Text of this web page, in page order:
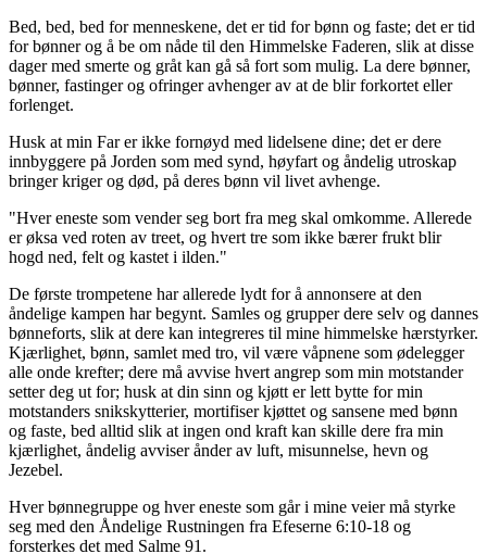
Bed, bed, bed for menneskene, det er tid for bønn og faste; det er tid
for bønner og å be om nåde til den Himmelske Faderen, slik at disse
dager med smerte og gråt kan gå så fort som mulig. La dere bønner,
bønner, fastinger og ofringer avhenger av at de blir forkortet eller
forlenget.
Husk at min Far er ikke fornøyd med lidelsene dine; det er dere
innbyggere på Jorden som med synd, høyfart og åndelig utroskap
bringer kriger og død, på deres bønn vil livet avhenge.
"Hver eneste som vender seg bort fra meg skal omkomme. Allerede
er øksa ved roten av treet, og hvert tre som ikke bærer frukt blir
hogd ned, felt og kastet i ilden."
De første trompetene har allerede lydt for å annonsere at den
åndelige kampen har begynt. Samles og grupper dere selv og dannes
bønneforts, slik at dere kan integreres til mine himmelske hærstyrker.
Kjærlighet, bønn, samlet med tro, vil være våpnene som ødelegger
alle onde krefter; dere må avvise hvert angrep som min motstander
setter deg ut for; husk at din sinn og kjøtt er lett bytte for min
motstanders snikskytterier, mortifiser kjøttet og sansene med bønn
og faste, bed alltid slik at ingen ond kraft kan skille dere fra min
kjærlighet, åndelig avviser ånder av luft, misunnelse, hevn og
Jezebel.
Hver bønnegruppe og hver eneste som går i mine veier må styrke
seg med den Åndelige Rustningen fra Efeserne 6:10-18 og
forsterkes det med Salme 91.